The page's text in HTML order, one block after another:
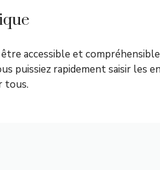
accessible et
puissiez rapidement saisir
tous.